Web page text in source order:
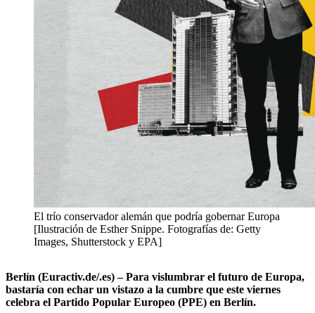
El trío conservador alemán que podría gobernar Europa
[Ilustración de Esther Snippe. Fotografías de: Getty
Images, Shutterstock y EPA]
Berlín (Euractiv.de/.es) – Para vislumbrar el futuro de Europa,
bastaría con echar un vistazo a la cumbre que este viernes
celebra el Partido Popular Europeo (PPE) en Berlín.